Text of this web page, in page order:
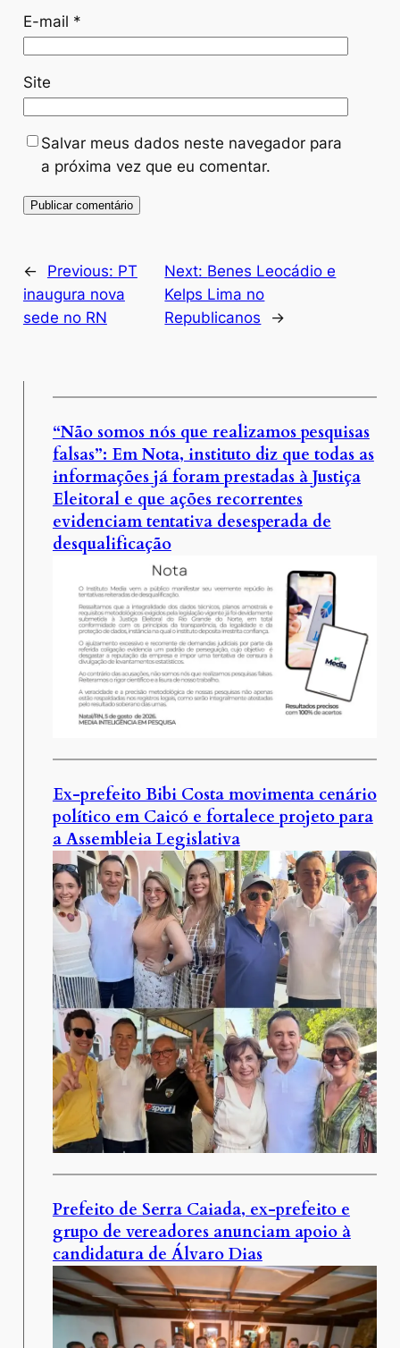
E-mail *
Site
Salvar meus dados neste navegador para
a próxima vez que eu comentar.
← Previous: PT
inaugura nova
sede no RN
Next: Benes Leocádio e
Kelps Lima no
Republicanos
→
“Não somos nós que realizamos pesquisas
falsas”: Em Nota, instituto diz que todas as
informações já foram prestadas à Justiça
Eleitoral e que ações recorrentes
evidenciam tentativa desesperada de
desqualificação
Ex-prefeito Bibi Costa movimenta cenário
político em Caicó e fortalece projeto para
a Assembleia Legislativa
Prefeito de Serra Caiada, ex-prefeito e
grupo de vereadores anunciam apoio à
candidatura de Álvaro Dias